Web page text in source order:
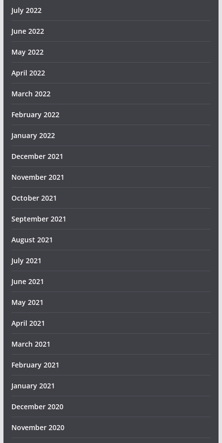
July 2022
June 2022
May 2022
April 2022
March 2022
February 2022
January 2022
December 2021
November 2021
October 2021
September 2021
August 2021
July 2021
June 2021
May 2021
April 2021
March 2021
February 2021
January 2021
December 2020
November 2020